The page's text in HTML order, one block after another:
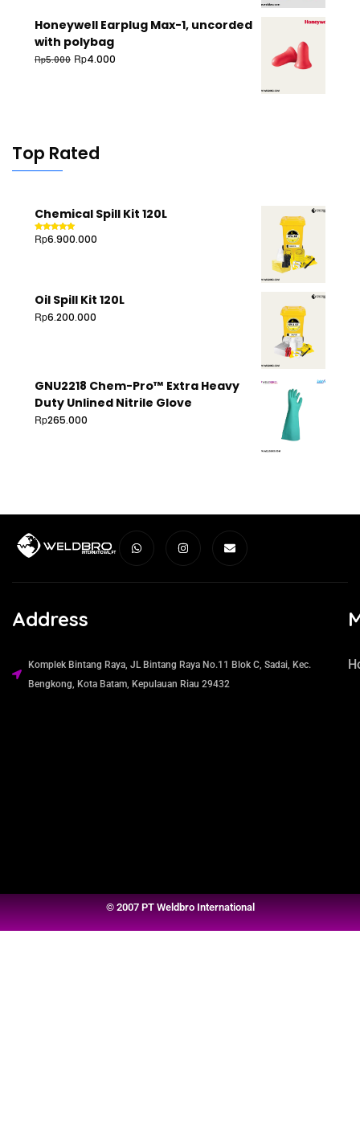
Honeywell Earplug Max-1, uncorded
with polybag
Rp5.000 Rp4.000
Top Rated
Chemical Spill Kit 120L
Rated5.00
out of 5
Rp6.900.000
Oil Spill Kit 120L
Rp6.200.000
GNU2218 Chem-Pro™ Extra Heavy
Duty Unlined Nitrile Glove
Rp265.000
Address
Komplek Bintang Raya, JL Bintang Raya No.11 Blok C, Sadai, Kec.
Bengkong, Kota Batam, Kepulauan Riau 29432​
© 2007 PT Weldbro International